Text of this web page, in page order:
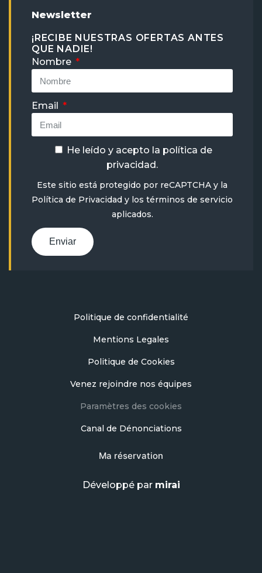
Newsletter
¡RECIBE NUESTRAS OFERTAS ANTES
QUE NADIE!
Nombre
Email
He leído y acepto la política de
privacidad .
Este sitio está protegido por reCAPTCHA y la
Política de Privacidad y los términos de servicio
aplicados.
Enviar
Politique de confidentialité
Mentions Legales
Politique de Cookies
Venez rejoindre nos équipes
Paramètres des cookies
Canal de Dénonciations
Ma réservation
Développé par mirai